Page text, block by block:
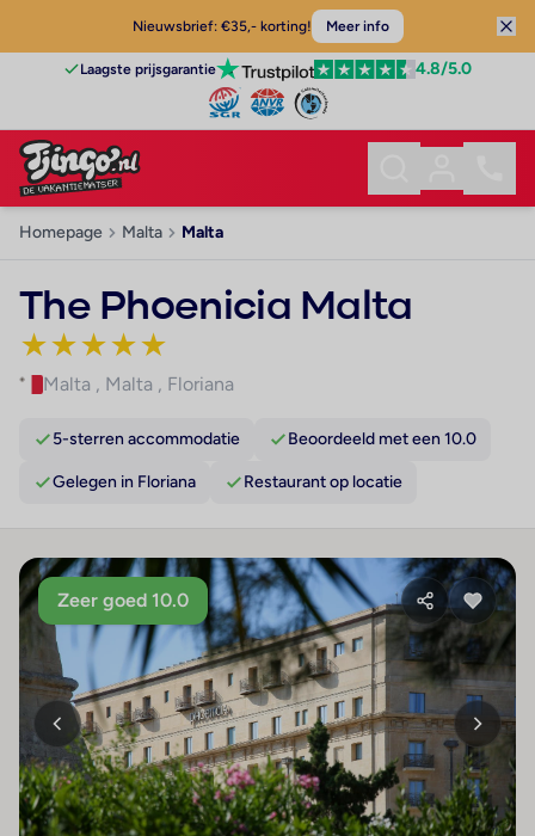
Nieuwsbrief: €35,- korting! Meer info
Laagste prijsgarantie 4.8/5.0
Homepage Malta Malta
The Phoenicia Malta
★★★★★
Malta , Malta , Floriana
5-sterren accommodatie Beoordeeld met een 10.0
Gelegen in Floriana Restaurant op locatie
Zeer goed 10.0